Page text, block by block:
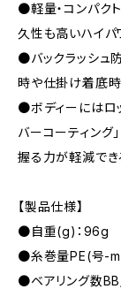
●軽量・コンパク
久性も高いハイパ
●バックラッシュ
時や仕掛け着底時
●ボディーにはロ
バーコーティング
握る力が軽減でき
【製品仕様】
●自重(g)：96g
●糸巻量PE(号-
●ベアリング数